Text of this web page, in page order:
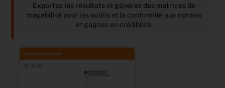
Exportez les résultats et générez des matrices de
traçabilité pour les audits et la conformité aux normes
et gagnez en crédibilité.